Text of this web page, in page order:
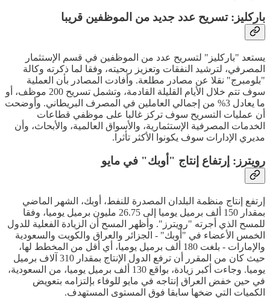
باركليز: تسريح عدد جديد من الموظفين قريبا
يستعد "باركليز" لتسريح عدد من الموظفين في قسم الإستثمار
المصرفي، لترشيد النفقات وتعزيز ربحيته، وفقا لما ذكرته وكالة
"بلومبرج" نقلا عن مصادر مطلعة. وأفادت المصادر بأن العملية
سوف تتم خلال الأيام القليلة القادمة، وتشمل تسريح 200 موظف، أو
ما يعادل 3% من إجمالي العاملين في المصرف البريطاني. وأوضحت
أن عمليات التسريح سوف تركز غالبا على موظفي قطاعات
الخدمات المصرفية الإستثمارية، والأسواق العالمية، والأبحاث، وأن
مديري الإدارات سوف يكونوا الأكثر تأثرا.
رويترز: إرتفاع إنتاج "أوبك" في مايو
إرتفع إنتاج منظمة البلدان المصدرة للنفط، أوبك، الشهر الماضي
بمقدار 150 ألف برميل يوميا إلى 26.75 مليون برميل يوميا، وفقا
للمسح الذي أجرته "رويترز". وأظهر المسح أن الزيادة الفعلية للدول
الخمس الأعضاء في "أوبك" - الجزائر والعراق والكويت والسعودية
والإمارات - بلغت 180 ألف برميل يوميا، أي أقل من المخطط لها،
حيث كان من المقرر أن ترفع الدول الإنتاج بمقدار 310 آلاف برميل
يوميا. وجاءت أكبر زيادة، بواقع 130 ألف برميل يوميا، من السعودية،
في حين خفض العراق إنتاجه في مايو للوفاء بإلتزامه بتعويض
الكميات التي ضخها سابقا فوق المستوى المستهدف.